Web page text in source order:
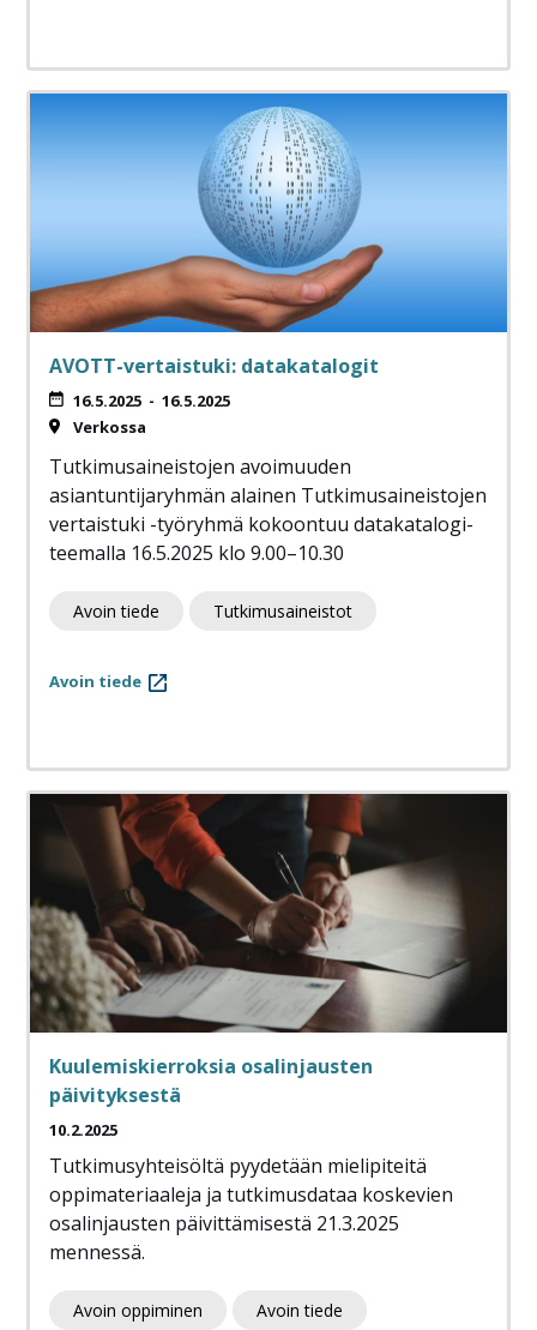
AVOTT-vertaistuki: datakatalogit
16.5.2025 - 16.5.2025
Verkossa
Tutkimusaineistojen avoimuuden
asiantuntijaryhmän alainen Tutkimusaineistojen
vertaistuki -työryhmä kokoontuu datakatalogi-
teemalla 16.5.2025 klo 9.00–10.30
Avoin tiede Tutkimusaineistot
Avoin tiede
Kuulemiskierroksia osalinjausten
päivityksestä
10.2.2025
Tutkimusyhteisöltä pyydetään mielipiteitä
oppimateriaaleja ja tutkimusdataa koskevien
osalinjausten päivittämisestä 21.3.2025
mennessä.
Avoin oppiminen Avoin tiede